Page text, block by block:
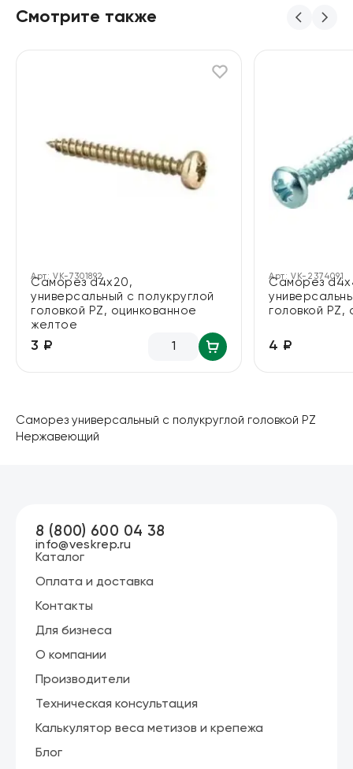
Смотрите также
Арт: VK-7301892
Саморез d4х20,
универсальный с полукруглой
головкой PZ, оцинкованное
желтое
3 ₽
Арт:VK-2374091
Саморез
головкой PZ,
4 ₽
Саморез универсальный с полукруглой головкой PZ
Нержавеющий
Каталог
Оплата и доставка
Контакты
Для бизнеса
О компании
Производители
Техническая консультация
Калькулятор веса метизов и крепежа
Блог
8 (800) 600 04 38
info@veskrep.ru